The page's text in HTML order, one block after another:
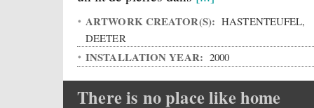
ARTWORK CREATOR(S): HASTENTEUFEL,
DEETER
INSTALLATION YEAR: 2000
There is no place like home